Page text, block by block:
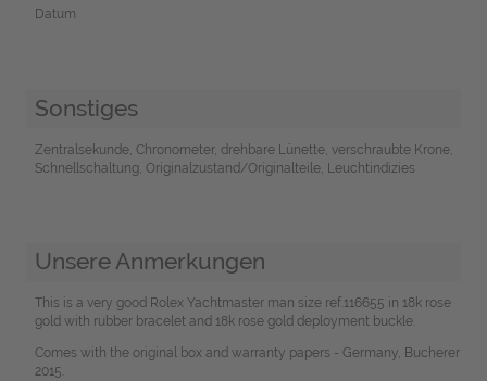
Datum
Sonstiges
Zentralsekunde, Chronometer, drehbare Lünette, verschraubte Krone,
Schnellschaltung, Originalzustand/Originalteile, Leuchtindizies
Unsere Anmerkungen
This is a very good Rolex Yachtmaster man size ref.116655 in 18k rose
gold with rubber bracelet and 18k rose gold deployment buckle.
Comes with the original box and warranty papers - Germany, Bucherer
2015.